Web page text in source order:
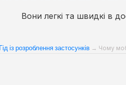
Вони легкі та швидкі в
Гід із розроблення застосунків → Чому